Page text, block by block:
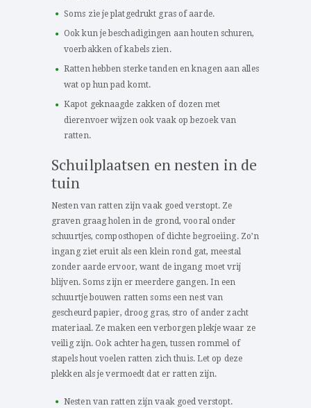
Soms zie je platgedrukt gras of aarde.
Ook kun je beschadigingen aan houten schuren,
voerbakken of kabels zien.
Ratten hebben sterke tanden en knagen aan alles
wat op hun pad komt.
Kapot geknaagde zakken of dozen met
dierenvoer wijzen ook vaak op bezoek van
ratten.
Schuilplaatsen en nesten in de
tuin
Nesten van ratten zijn vaak goed verstopt. Ze
graven graag holen in de grond, vooral onder
schuurtjes, composthopen of dichte begroeiing. Zo’n
ingang ziet eruit als een klein rond gat, meestal
zonder aarde ervoor, want de ingang moet vrij
blijven. Soms zijn er meerdere gangen. In een
schuurtje bouwen ratten soms een nest van
gescheurd papier, droog gras, stro of ander zacht
materiaal. Ze maken een verborgen plekje waar ze
veilig zijn. Ook achter hagen, tussen rommel of
stapels hout voelen ratten zich thuis. Let op deze
plekken als je vermoedt dat er ratten zijn.
Nesten van ratten zijn vaak goed verstopt.